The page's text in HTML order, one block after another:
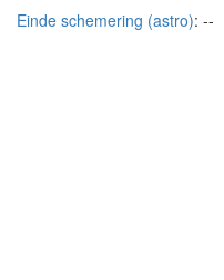
Einde schemering (astro): --